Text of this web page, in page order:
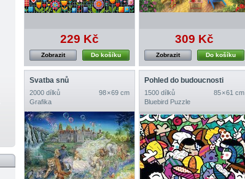
229 Kč
Do košíku
Zobrazit
309 Kč
Do košíku
Zobrazit
Svatba snů
2000 dílků
98 × 69 cm
Grafika
Pohled do budoucnosti
1500 dílků
85 × 61 cm
Bluebird Puzzle